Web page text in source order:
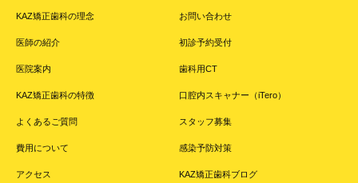
KAZ矯正歯科の理念
医師の紹介
医院案内
KAZ矯正歯科の特徴
よくあるご質問
費用について
アクセス
お問い合わせ
初診予約受付
歯科用CT
口腔内スキャナー（iTero）
スタッフ募集
感染予防対策
KAZ矯正歯科ブログ